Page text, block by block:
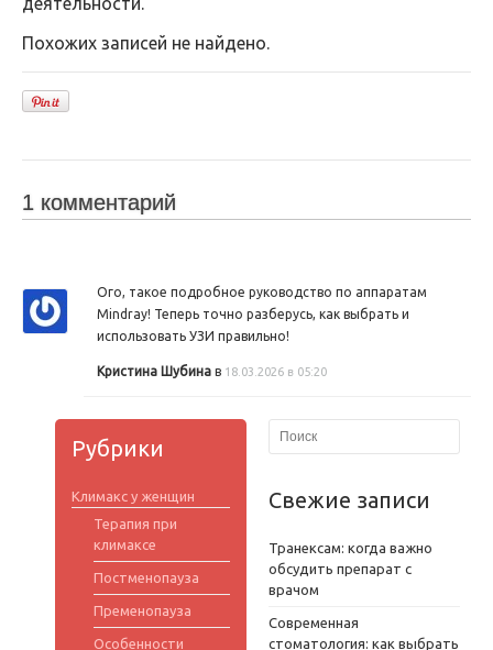
Похожих записей не найдено.
1 комментарий
Ого, такое подробное руководство по аппаратам
Mindray! Теперь точно разберусь, как выбрать и
использовать УЗИ правильно!
Кристина Шубина в 18.03.2026 в 05:20
Рубрики
Климакс у женщин
Терапия при
климаксе
Постменопауза
Пременопауза
Особенности
Свежие записи
Транексам: когда важно
обсудить препарат с
врачом
Современная
стоматология: как выбрать